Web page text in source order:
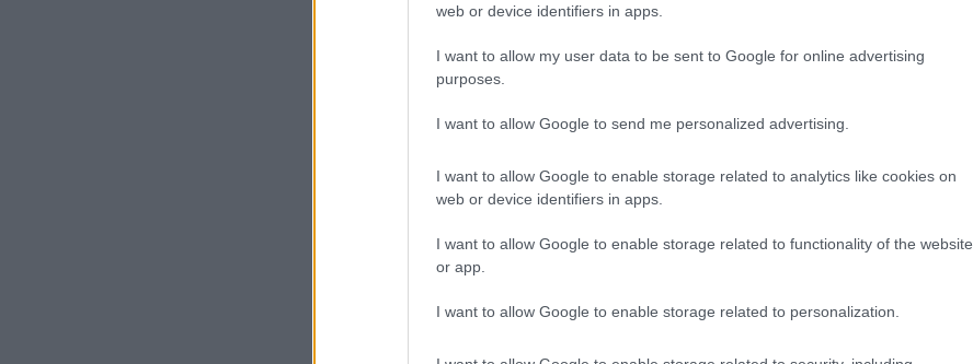
web or device identifiers in apps.
I want to allow my user data to be sent to Google for online advertising
purposes.
I want to allow Google to send me personalized advertising.
I want to allow Google to enable storage related to analytics like cookies on
web or device identifiers in apps.
I want to allow Google to enable storage related to functionality of the website
or app.
I want to allow Google to enable storage related to personalization.